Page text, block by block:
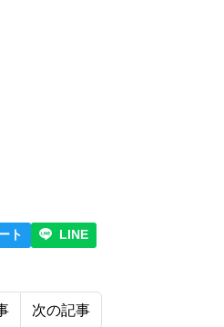
ト LINE
次の記事